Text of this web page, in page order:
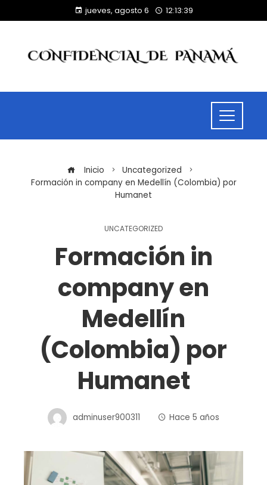
jueves, agosto 6 12:13:39
Inicio
Uncategorized
Formación in company en Medellín (Colombia) por
Humanet
UNCATEGORIZED
Formación in
company en
Medellín
(Colombia) por
Humanet
adminuser900311 Hace 5 años